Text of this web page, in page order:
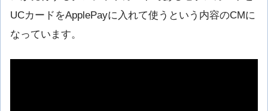
UCカードをApplePayに入れて使うという内容のCMに
なっています。